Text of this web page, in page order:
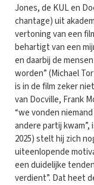
Jones, de KUL en
chantage) uit
vertoning van een
behartigt van een
en daarbij de
worden” (Michael
is in de film zeker
van Docville, Frank
“we vonden
andere partij kwam”,
2025) stelt hij zich
uiteenlopende
een duidelijke
verdient”. Dat heet